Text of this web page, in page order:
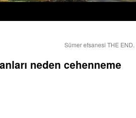
Sümer efsanesi THE END.
neden cehenneme